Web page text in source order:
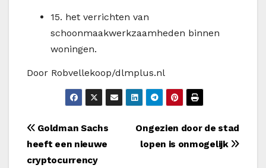
15. het verrichten van
schoonmaakwerkzaamheden binnen
woningen.
Door Robvellekoop/dlmplus.nl
Bericht
navigatie
Ongezien door de stad
lopen is onmogelijk
Goldman Sachs
heeft een nieuwe
cryptocurrency